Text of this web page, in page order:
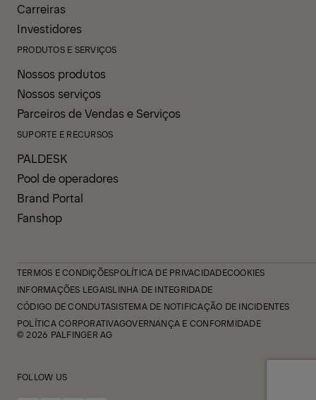
Carreiras
Investidores
PRODUTOS E SERVIÇOS
Nossos produtos
Nossos serviços
Parceiros de Vendas e Serviços
SUPORTE E RECURSOS
PALDESK
Pool de operadores
Brand Portal
Fanshop
TERMOS E CONDIÇÕESPOLÍTICA DE PRIVACIDADECOOKIES
INFORMAÇÕES LEGAISLINHA DE INTEGRIDADE
CÓDIGO DE CONDUTASISTEMA DE NOTIFICAÇÃO DE INCIDENTES
POLÍTICA CORPORATIVAGOVERNANÇA E CONFORMIDADE
© 2026 PALFINGER AG
FOLLOW US